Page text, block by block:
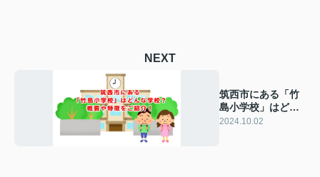
NEXT
筑西市にある「竹
島小学校」はどん
な学校？概要や特
2024.10.02